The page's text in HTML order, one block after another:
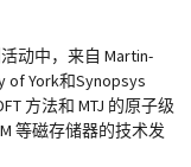
动中，来自 Martin-
of York和Synopsys
方法和 MTJ 的原子级
等磁存储器的技术发